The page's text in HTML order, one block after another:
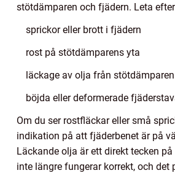
stötdämparen och fjädern. Leta
sprickor eller brott i fjädern
rost på stötdämparens yta
läckage av olja från stötdämparen
böjda eller deformerade
Om du ser rostfläckar eller små
indikation på att fjäderbenet är på
Läckande olja är ett direkt tecken
inte längre fungerar korrekt, och det